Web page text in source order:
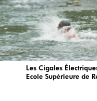
Les Cigales
Ecole Supérieure de